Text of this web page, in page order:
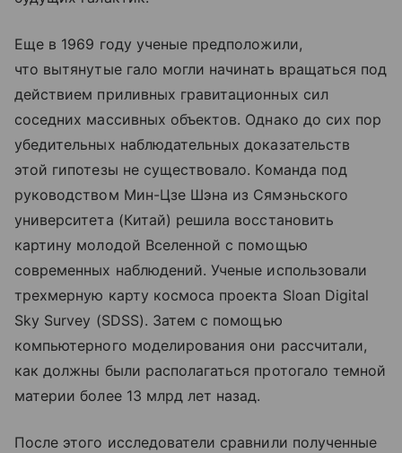
Еще в 1969 году ученые предположили,
что вытянутые гало могли начинать вращаться под
действием приливных гравитационных сил
соседних массивных объектов. Однако до сих пор
убедительных наблюдательных доказательств
этой гипотезы не существовало. Команда под
руководством Мин-Цзе Шэна из Сямэньского
университета (Китай) решила восстановить
картину молодой Вселенной с помощью
современных наблюдений. Ученые использовали
трехмерную карту космоса проекта Sloan Digital
Sky Survey (SDSS). Затем с помощью
компьютерного моделирования они рассчитали,
как должны были располагаться протогало темной
материи более 13 млрд лет назад.
После этого исследователи сравнили полученные